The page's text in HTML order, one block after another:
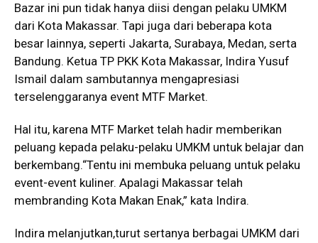
Bazar ini pun tidak hanya diisi dengan pelaku UMKM
dari Kota Makassar. Tapi juga dari beberapa kota
besar lainnya, seperti Jakarta, Surabaya, Medan, serta
Bandung. Ketua TP PKK Kota Makassar, Indira Yusuf
Ismail dalam sambutannya mengapresiasi
terselenggaranya event MTF Market.
Hal itu, karena MTF Market telah hadir memberikan
peluang kepada pelaku-pelaku UMKM untuk belajar dan
berkembang.“Tentu ini membuka peluang untuk pelaku
event-event kuliner. Apalagi Makassar telah
membranding Kota Makan Enak,” kata Indira.
Indira melanjutkan,turut sertanya berbagai UMKM dari